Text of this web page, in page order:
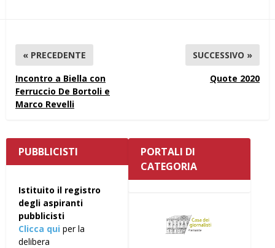
« PRECEDENTE
Incontro a Biella con
Ferruccio De Bortoli e
Marco Revelli
SUCCESSIVO »
Quote 2020
PUBBLICISTI
Istituito il registro
degli aspiranti
pubblicisti
Clicca qui per la
delibera
PORTALI DI
CATEGORIA